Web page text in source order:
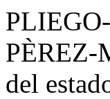
PÈREZ-
del